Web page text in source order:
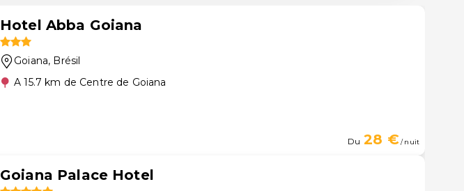
Hotel Abba Goiana
Goiana, Brésil
A 15.7 km de Centre de Goiana
Du 28 €/ nuit
Goiana Palace Hotel